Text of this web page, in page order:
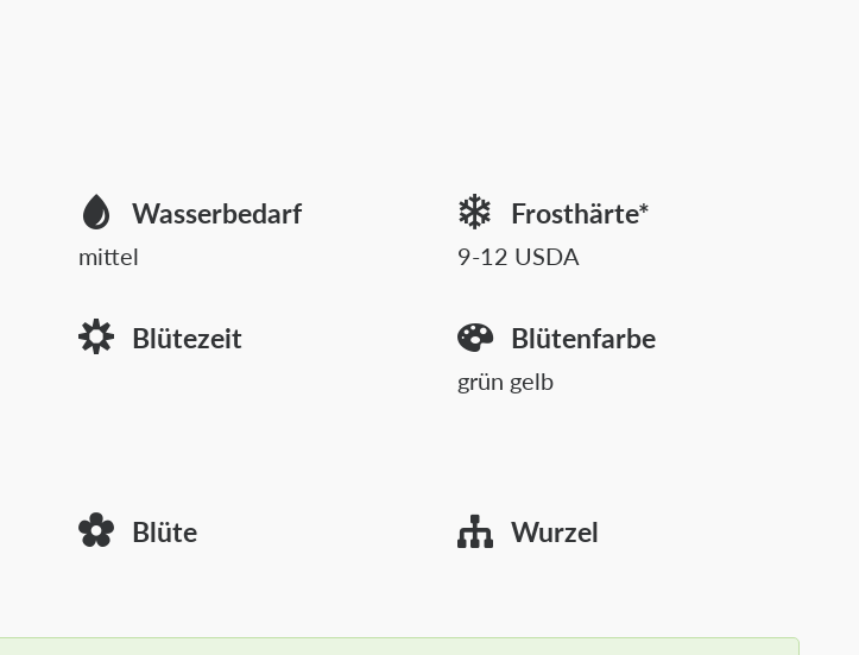
Wasserbedarf
mittel
Frosthärte*
9-12 USDA
Blütezeit Blütenfarbe
grün gelb
Blüte Wurzel